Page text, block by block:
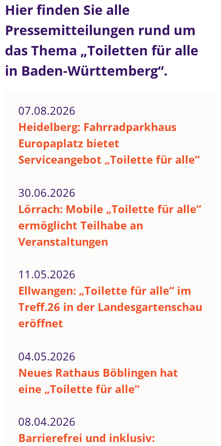
Hier finden Sie alle
Pressemitteilungen rund um
das Thema „Toiletten für alle
in Baden-Württemberg“.
07.08.2026
Heidelberg: Fahrradparkhaus
Europaplatz bietet
Serviceangebot „Toilette für alle“
30.06.2026
Lörrach: Mobile „Toilette für alle“
ermöglicht Teilhabe an
Veranstaltungen
11.05.2026
Ellwangen: „Toilette für alle“ im
Treff.26 in der Landesgartenschau
eröffnet
04.05.2026
Neues Rathaus Böblingen hat
eine „Toilette für alle“
08.04.2026
Barrierefrei und inklusiv: